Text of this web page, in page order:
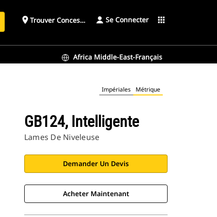
place Trouver ConcessionnaireSe Connecter apps
Africa Middle-East-Français
Impériales Métrique
GB124, Intelligente
Lames De Niveleuse
Demander Un Devis
Acheter Maintenant